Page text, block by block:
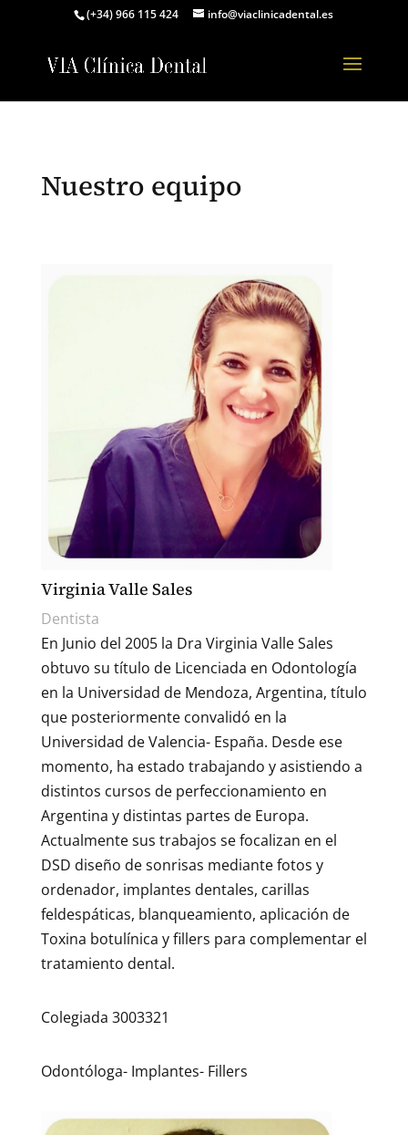
(+34) 966 115 424 info@viaclinicadental.es
Nuestro equipo
Virginia Valle Sales
Dentista
En Junio del 2005 la Dra Virginia Valle Sales
obtuvo su título de Licenciada en Odontología
en la Universidad de Mendoza, Argentina, título
que posteriormente convalidó en la
Universidad de Valencia- España. Desde ese
momento, ha estado trabajando y asistiendo a
distintos cursos de perfeccionamiento en
Argentina y distintas partes de Europa.
Actualmente sus trabajos se focalizan en el
DSD diseño de sonrisas mediante fotos y
ordenador, implantes dentales, carillas
feldespáticas, blanqueamiento, aplicación de
Toxina botulínica y fillers para complementar el
tratamiento dental.
Colegiada 3003321
Odontóloga- Implantes- Fillers